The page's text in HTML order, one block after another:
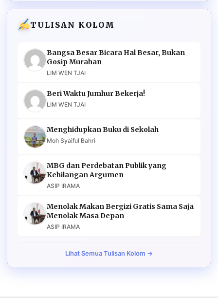
TULISAN KOLOM
Bangsa Besar Bicara Hal Besar, Bukan
Gosip Murahan
LIM WEN TJAI
Beri Waktu Jumhur Bekerja!
LIM WEN TJAI
Menghidupkan Buku di Sekolah
Moh Syaiful Bahri
MBG dan Perdebatan Publik yang
Kehilangan Argumen
ASIP IRAMA
Menolak Makan Bergizi Gratis Sama Saja
Menolak Masa Depan
ASIP IRAMA
Lihat Semua Tulisan Kolom →